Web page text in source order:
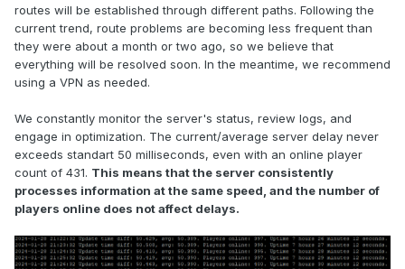
routes will be established through different paths. Following the
current trend, route problems are becoming less frequent than
they were about a month or two ago, so we believe that
everything will be resolved soon. In the meantime, we recommend
using a VPN as needed.
We constantly monitor the server's status, review logs, and
engage in optimization. The current/average server delay never
exceeds standart 50 milliseconds, even with an online player
count of 431. This means that the server consistently
processes information at the same speed, and the number of
players online does not affect delays.